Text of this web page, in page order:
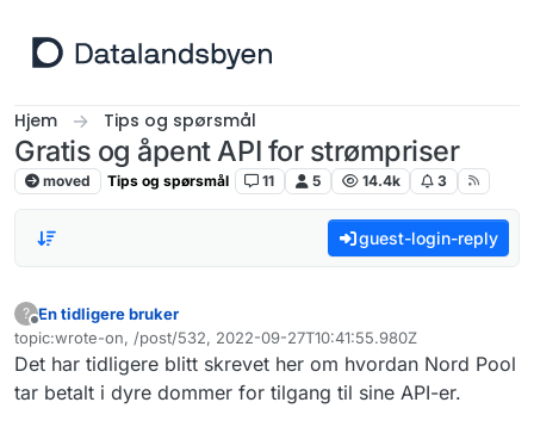
Hjem Tips og spørsmål
Gratis og åpent API for strømpriser
moved Tips og spørsmål 11 5 14.4k 3
guest-login-reply
?
Frakoblet
En tidligere bruker
topic:wrote-on, /post/532, 2022-09-27T10:41:55.980Z
Sist endret av
Det har tidligere blitt skrevet her om hvordan Nord Pool
tar betalt i dyre dommer for tilgang til sine API-er.